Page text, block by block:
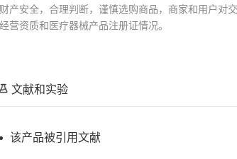
财产安全，合理判断，谨慎选购商品，商家和用户对
经营资质和医疗器械产品注册证情况。
文献和实验
该产品被引用文献